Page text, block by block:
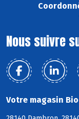
Nous suivre
Votre magasin